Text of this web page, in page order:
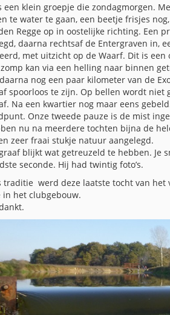
een klein groepje die zondagmorgen.
te water te gaan, een beetje frisjes
Regge op in oostelijke richting. Een
daarna rechtsaf de Entergraven in,
met uitzicht op de Waarf. Dit is een
kan via een helling naar binnen
nog een paar kilometer van de
spoorloos te zijn. Op bellen wordt niet
Na een kwartier nog maar eens
Onze tweede pauze is de mist
nu na meerdere tochten bijna de
zeer fraai stukje natuur aangelegd.
blijkt wat getreuzeld te hebben. Je
seconde. Hij had twintig foto’s.
traditie werd deze laatste tocht van het
in het clubgebouw.